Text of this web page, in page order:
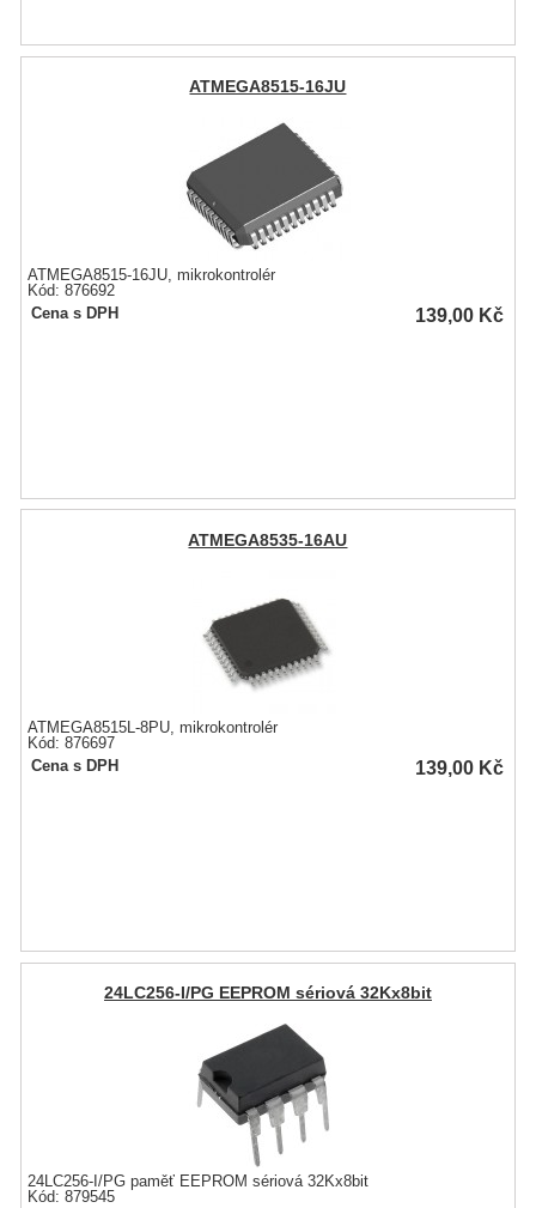
ATMEGA8515-16JU
ATMEGA8515-16JU, mikrokontrolér
Kód: 876692
Cena s DPH
139,00 Kč
ATMEGA8535-16AU
ATMEGA8515L-8PU, mikrokontrolér
Kód: 876697
Cena s DPH
139,00 Kč
24LC256-I/PG EEPROM sériová 32Kx8bit
24LC256-I/PG paměť EEPROM sériová 32Kx8bit
Kód: 879545